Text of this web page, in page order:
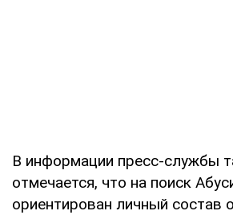
В информации пресс-службы
отмечается, что на поиск
ориентирован личный состав